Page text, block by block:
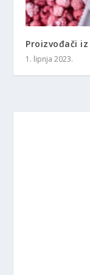
Proizvođači
1. lipnja 2023.